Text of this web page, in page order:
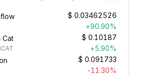
$ 0.03462526
+90.90%
Cat
$ 0.10187
+5.90%
$ 0.091733
-11.30%